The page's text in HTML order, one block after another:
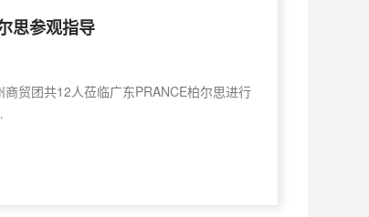
思参观指导
贸团共12人莅临广东PRANCE柏尔思进行